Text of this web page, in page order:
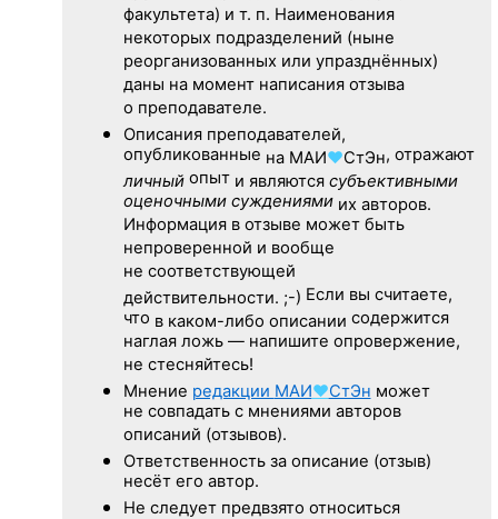
факультета) и т. п. Наименования
некоторых подразделений (ныне
реорганизованных или упразднённых)
даны на момент написания отзыва
о преподавателе.
Описания преподавателей,
опубликованные на МАИ♥СтЭн, отражают
личныйопыт и являются субъективными
оценочными суждениямиих авторов.
Информация в отзыве может быть
непроверенной и вообще
не соответствующей
действительности. ;-) Если вы считаете,
что в каком-либо описании содержится
наглая ложь — напишите опровержение,
не стесняйтесь!
Мнение редакции МАИ♥СтЭн может
не совпадать с мнениями авторов
описаний (отзывов).
Ответственность за описание (отзыв)
несёт его автор.
Не следуетпредвзято относиться